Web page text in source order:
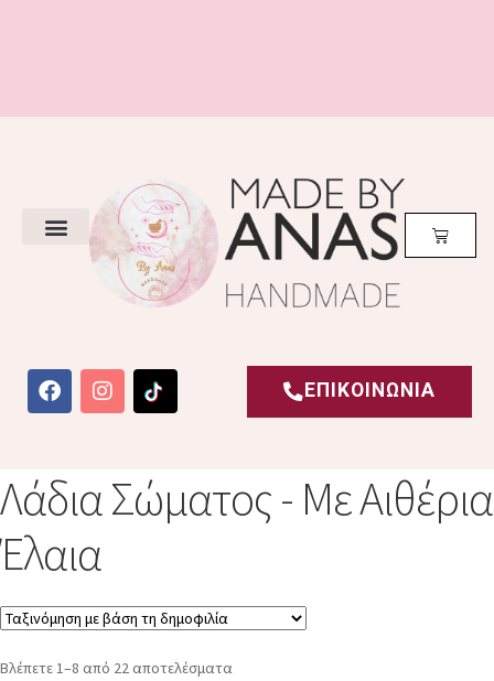
ΕΠΙΚΟΙΝΩΝΙΑ
Λάδια Σώματος - Με Αιθέρια
Έλαια
Βλέπετε 1–8 από 22 αποτελέσματα